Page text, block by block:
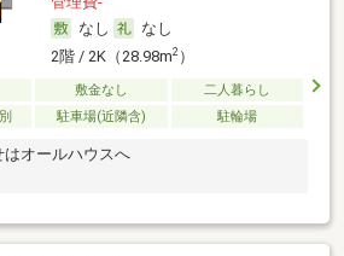
なし
なし
2階 / 2K（28.98m2）
敷金なし
二人暮らし
駐車場(近隣含) 駐輪場
はオールハウスへ